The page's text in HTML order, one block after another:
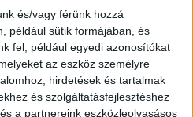
és/vagy férünk hozzá
például sütik formájában, és
fel, például egyedi azonosítókat
az eszköz személyre
hirdetések és tartalmak
és szolgáltatásfejlesztéshez
a partnereink eszközleolvasásos
recepteket is meg
csatornáját Szorongok és
járvány alatt döntött